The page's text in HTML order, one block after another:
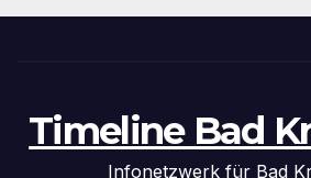
Timeline Bad
Infonetzwerk für Bad